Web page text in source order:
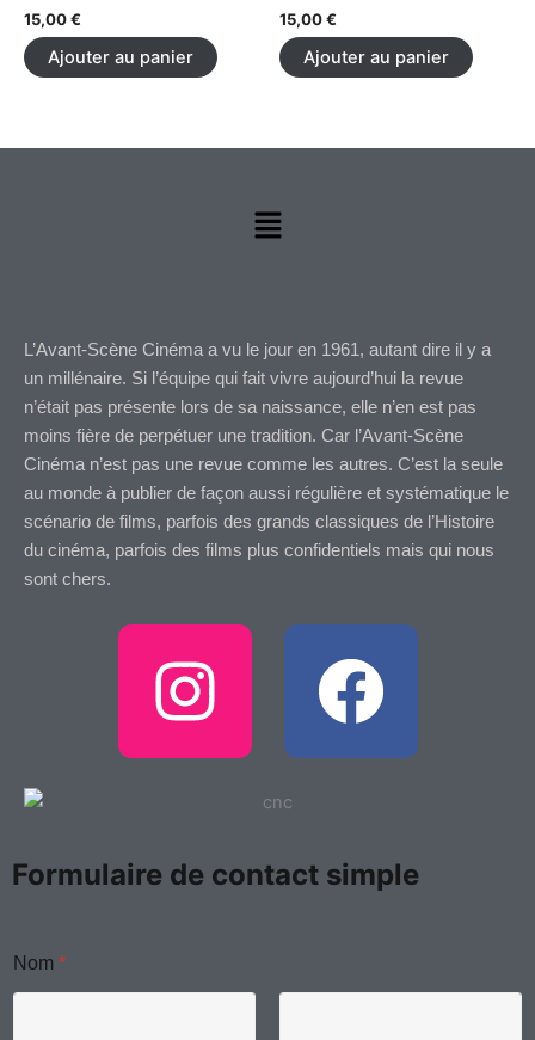
15,00€
Ajouter au panier
15,00€
Ajouter au panier
Menu
L’Avant-Scène Cinéma a vu le jour en 1961, autant dire il y a
un millénaire. Si l’équipe qui fait vivre aujourd’hui la revue
n’était pas présente lors de sa naissance, elle n’en est pas
moins fière de perpétuer une tradition. Car l’Avant-Scène
Cinéma n’est pas une revue comme les autres. C’est la seule
au monde à publier de façon aussi régulière et systématique le
scénario de films, parfois des grands classiques de l’Histoire
du cinéma, parfois des films plus confidentiels mais qui nous
sont chers.
I
n
t
g
F
a
e
o
Formulaire de contact simple
Nom *